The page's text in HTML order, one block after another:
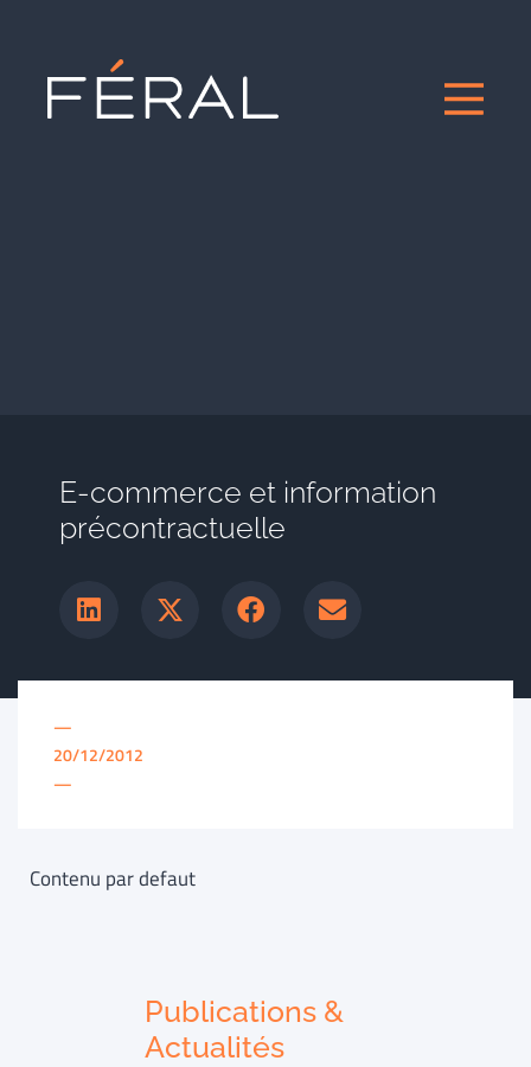
E-commerce et information
précontractuelle
—
20/12/2012
—
Contenu par defaut
Publications &
Actualités